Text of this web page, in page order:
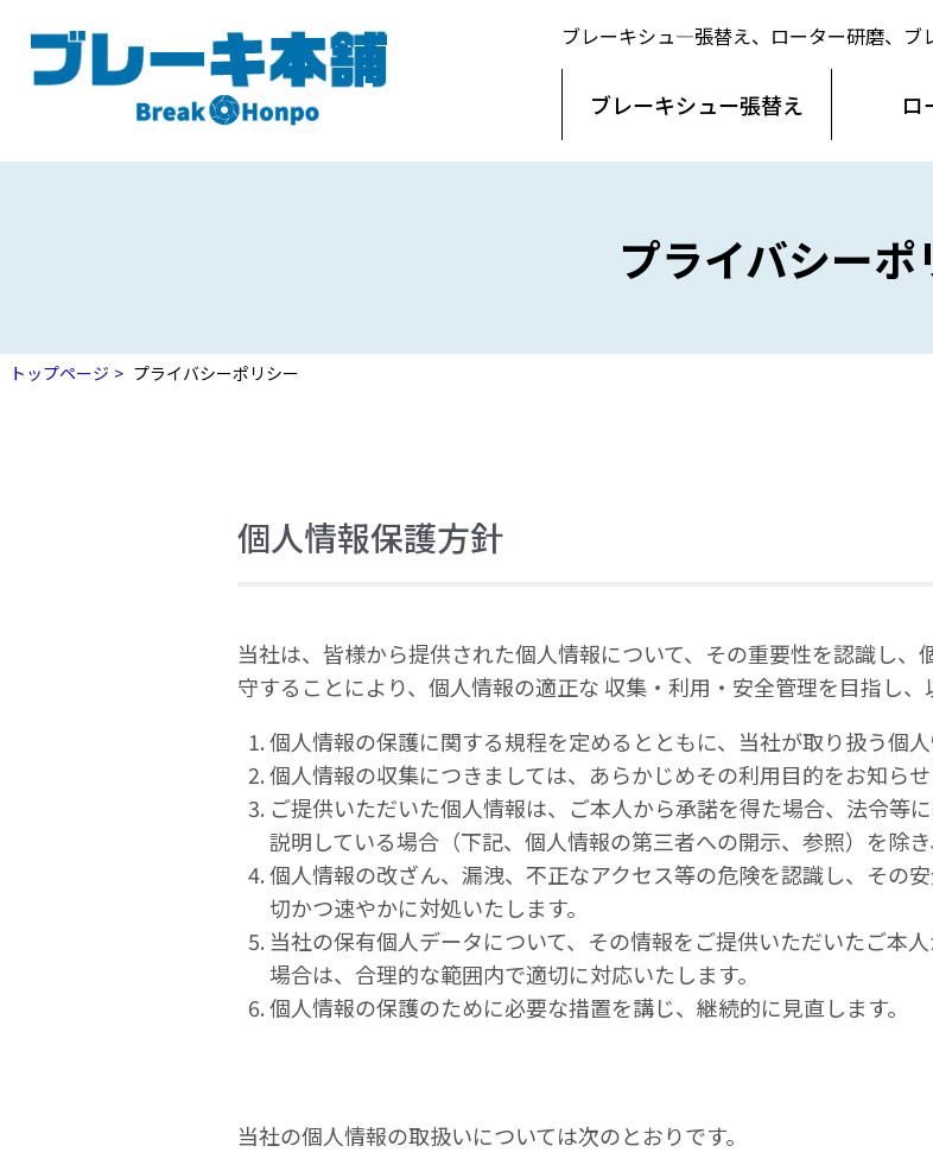
ブレーキシュ―張替え、ローター研磨、ブ
ブレーキシュー張替え ロ
プライバシーポ
トップページ プライバシーポリシー
個人情報保護方針
当社は、皆様から提供された個人情報について、その重要性を認識し
守することにより、個人情報の適正な 収集・利用・安全管理を目指し、
個人情報の保護に関する規程を定めるとともに、当社が取り扱う個人
個人情報の収集につきましては、あらかじめその利用目的をお知ら
ご提供いただいた個人情報は、ご本人から承諾を得た場合、法令等
説明している場合（下記、個人情報の第三者への開示、参照）を除き
個人情報の改ざん、漏洩、不正なアクセス等の危険を認識し、その
切かつ速やかに対処いたします。
当社の保有個人データについて、その情報をご提供いただいたご本
場合は、合理的な範囲内で適切に対応いたします。
個人情報の保護のために必要な措置を講じ、継続的に見直します。
当社の個人情報の取扱いについては次のとおりです。